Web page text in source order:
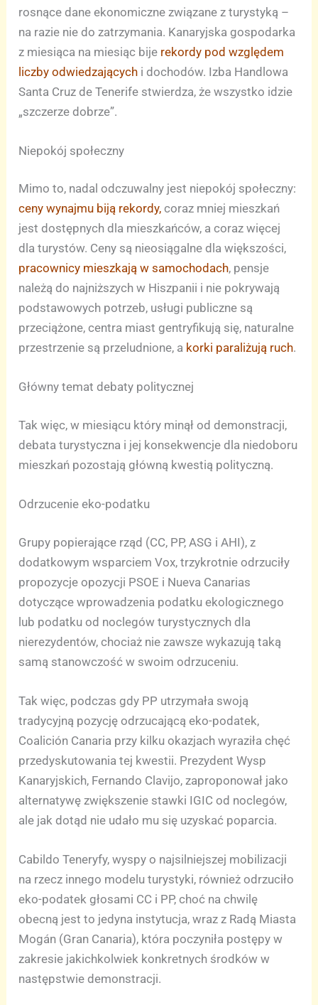
rosnące dane ekonomiczne związane z turystyką –
na razie nie do zatrzymania. Kanaryjska gospodarka
z miesiąca na miesiąc bije rekordy pod względem
liczby odwiedzających i dochodów. Izba Handlowa
Santa Cruz de Tenerife stwierdza, że wszystko idzie
„szczerze dobrze”.
Niepokój społeczny
Mimo to, nadal odczuwalny jest niepokój społeczny:
ceny wynajmu biją rekordy, coraz mniej mieszkań
jest dostępnych dla mieszkańców, a coraz więcej
dla turystów. Ceny są nieosiągalne dla większości,
pracownicy mieszkają w samochodach, pensje
należą do najniższych w Hiszpanii i nie pokrywają
podstawowych potrzeb, usługi publiczne są
przeciążone, centra miast gentryfikują się, naturalne
przestrzenie są przeludnione, a korki paraliżują ruch.
Główny temat debaty politycznej
Tak więc, w miesiącu który minął od demonstracji,
debata turystyczna i jej konsekwencje dla niedoboru
mieszkań pozostają główną kwestią polityczną.
Odrzucenie eko-podatku
Grupy popierające rząd (CC, PP, ASG i AHI), z
dodatkowym wsparciem Vox, trzykrotnie odrzuciły
propozycje opozycji PSOE i Nueva Canarias
dotyczące wprowadzenia podatku ekologicznego
lub podatku od noclegów turystycznych dla
nierezydentów, chociaż nie zawsze wykazują taką
samą stanowczość w swoim odrzuceniu.
Tak więc, podczas gdy PP utrzymała swoją
tradycyjną pozycję odrzucającą eko-podatek,
Coalición Canaria przy kilku okazjach wyraziła chęć
przedyskutowania tej kwestii. Prezydent Wysp
Kanaryjskich, Fernando Clavijo, zaproponował jako
alternatywę zwiększenie stawki IGIC od noclegów,
ale jak dotąd nie udało mu się uzyskać poparcia.
Cabildo Teneryfy, wyspy o najsilniejszej mobilizacji
na rzecz innego modelu turystyki, również odrzuciło
eko-podatek głosami CC i PP, choć na chwilę
obecną jest to jedyna instytucja, wraz z Radą Miasta
Mogán (Gran Canaria), która poczyniła postępy w
zakresie jakichkolwiek konkretnych środków w
następstwie demonstracji.